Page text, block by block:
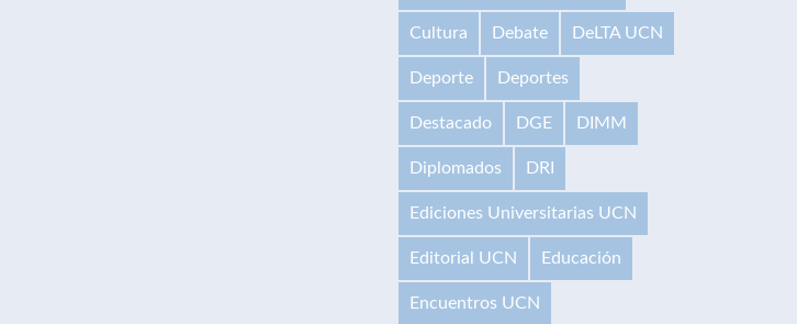
Cultura Debate DeLTA UCN
Deporte Deportes
Destacado DGE DIMM
Diplomados DRI
Ediciones Universitarias UCN
Editorial UCN Educación
Encuentros UCN